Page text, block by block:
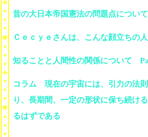
昔の大日本帝国憲法の問題点につい
Ｃｅｃｙｅさんは、こんな顔立ちの人
知ることと人間性の関係について
コラム 現在の宇宙には、引力の法
り、長期間、一定の形状に保ち続け
るはずである